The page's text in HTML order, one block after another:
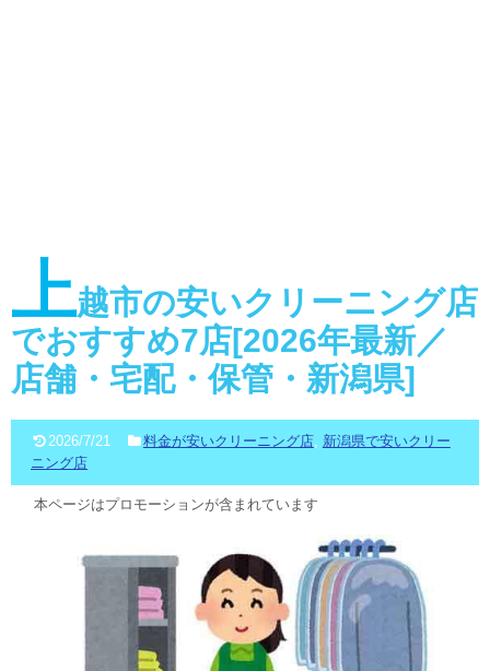
上越市の安いクリーニング店
でおすすめ7店[2026年最新／
店舗・宅配・保管・新潟県]
2026/7/21 料金が安いクリーニング店, 新潟県で安いクリー
ニング店
本ページはプロモーションが含まれています